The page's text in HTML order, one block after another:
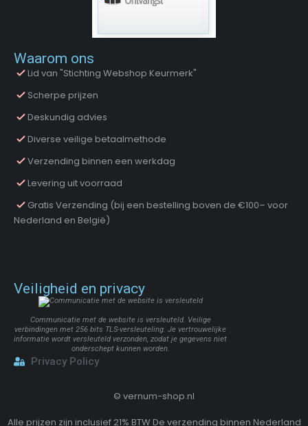
Waarom ons
Lid van "Stichting Webshop Keurmerk"
Scherpe prijzen
Deskundig advies
Diverse veilige betaalmethode
Verzending binnen een werkdag
Levering uit voorraad
Gratis Verzending (bij een bestelling boven de €100– voor
Nederland en België)
Veiligheid en privacy
Communicatie met de website is versleuteld. Veilige
verbindingen met 256 bits TLS-versleuteling. Je vertrouwelijke
informatie wordt versleuteld verzonden, zodat je gegevens niet
onderschept kunnen worden.
Privacy Policy
© vernum-shop.nl
Alle prijzen zijn inclusief 21% BTW De verzending binnen Nederland